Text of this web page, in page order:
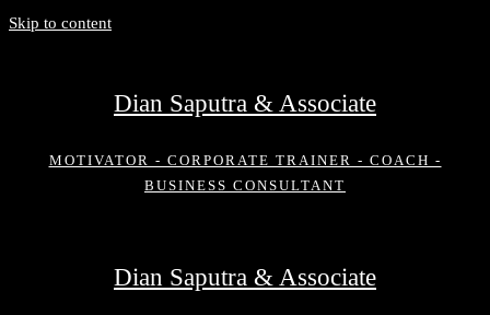
Skip to content
Dian Saputra & Associate
MOTIVATOR - CORPORATE TRAINER - COACH -
BUSINESS CONSULTANT
Dian Saputra & Associate